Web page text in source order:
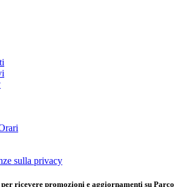
sulla privacy
per ricevere promozioni e aggiornamenti su Parco